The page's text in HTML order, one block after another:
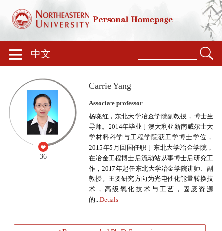
中文
36
Carrie Yang
Associate professor
杨晓红，东北大学冶金学院副教授，博士生
导师。2014年毕业于澳大利亚新南威尔士大
学材料科学与工程学院获工学博士学位，
2015年5月回国任职于东北大学冶金学院，
在冶金工程博士后流动站从事博士后研究工
作，2017年起任东北大学冶金学院讲师、副
教授。主要研究方向为光电催化能量转换技
术，高级氧化技术与工艺，固废资源
的...Detials